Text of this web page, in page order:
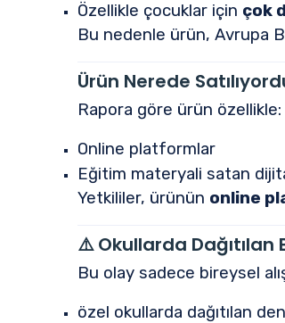
Özellikle çocuklar için çok
Bu nedenle ürün, Avrupa
Ürün Nerede
Rapora göre ürün özellikle:
Online platformlar
Eğitim materyali satan
Yetkililer, ürünün online
⚠️Okullarda
Bu olay sadece bireysel
özel okullarda dağıtılan